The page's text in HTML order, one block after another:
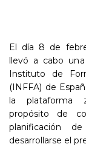
El día 8 de
llevó a cabo
Instituto de
(INFFA) de
la plataforma
propósito de
planificación
desarrollarse el